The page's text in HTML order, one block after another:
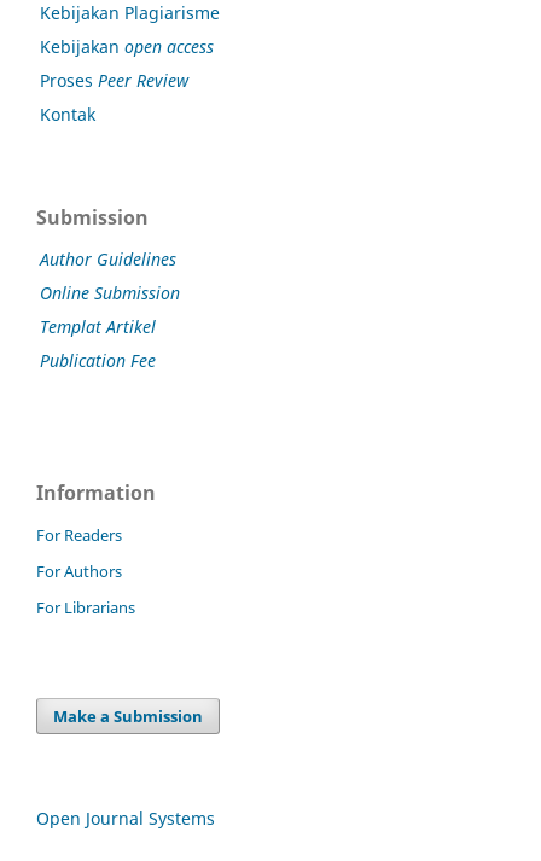
Kebijakan Plagiarisme
Kebijakan open access
Proses Peer Review
Kontak
Submission
Author Guidelines
Online Submission
Templat Artikel
Publication Fee
Information
For Readers
For Authors
For Librarians
Make a Submission
Open Journal Systems